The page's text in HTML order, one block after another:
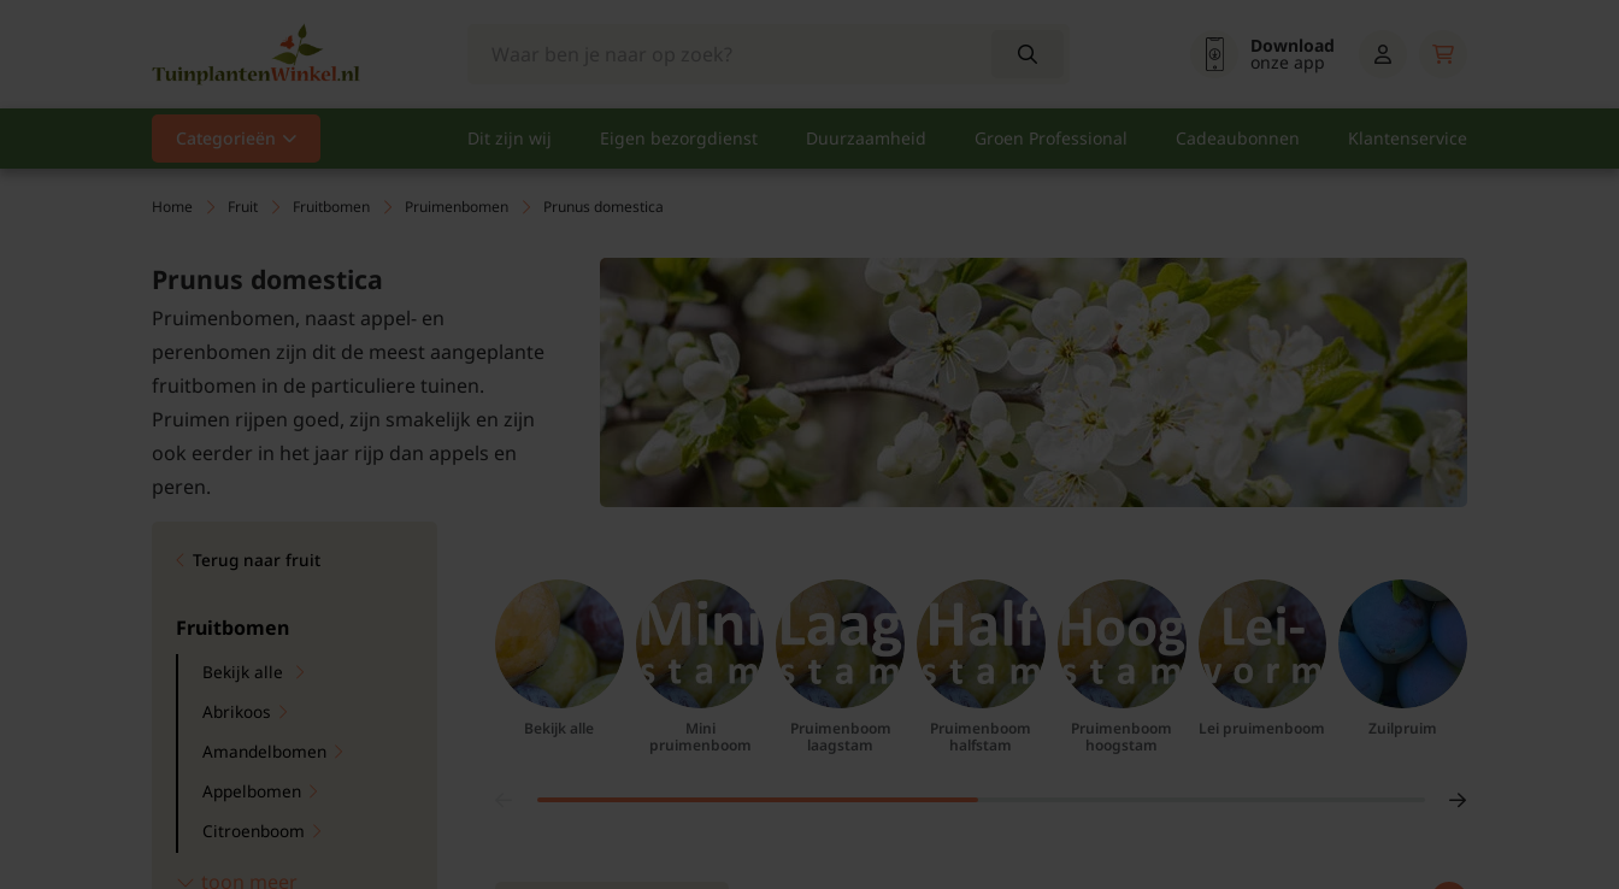
Download
onze app
Categorieën Dit zijn wij Eigen bezorgdienst Duurzaamheid Groen Professional Cadeaubonnen Klantenservice
Categorieën
Populair
Heesters
Hagen
Klimplanten
Bomen
Leibomen
Bloembollen
Tuinbenodigdheden
Kamerplanten
Home Fruit Fruitbomen Pruimenbomen Prunus domestica
Prunus domestica
Pruimenbomen, naast appel- en
perenbomen zijn dit de meest aangeplante
fruitbomen in de particuliere tuinen.
Pruimen rijpen goed, zijn smakelijk en zijn
ook eerder in het jaar rijp dan appels en
peren.
Terug naar fruit
Fruitbomen
Bekijk alle
Abrikoos
Amandelbomen
Appelbomen
Citroenboom
toon meer
Bekijk alle
Mini
pruimenboom
Pruimenboom
laagstam
Pruimenboom
halfstam
Pruimenboom
hoogstam
Lei pruimenboom Zuilpruim